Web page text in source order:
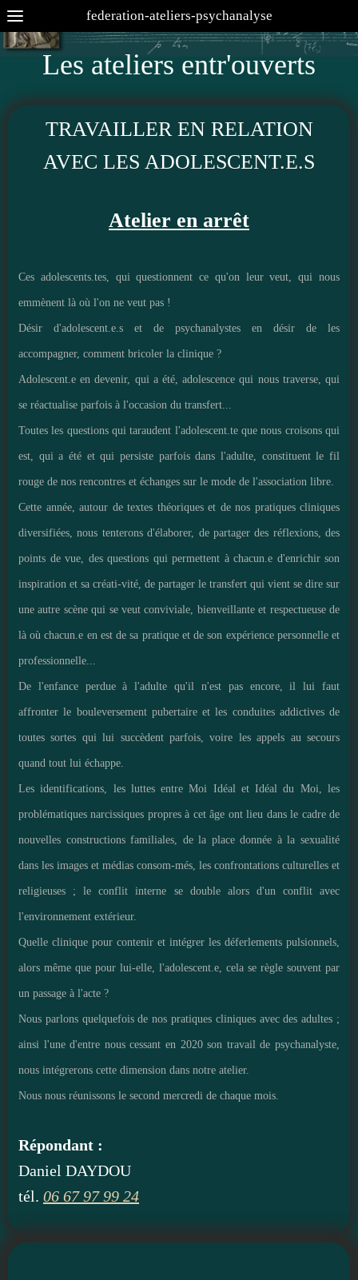
federation-ateliers-psychanalyse
Les ateliers entr'ouverts
TRAVAILLER EN RELATION
AVEC LES ADOLESCENT.E.S
Atelier en arrêt
Ces adolescents.tes, qui questionnent ce qu'on leur veut, qui nous
emmènent là où l'on ne veut pas !
Désir d'adolescent.e.s et de psychanalystes en désir de les
accompagner, comment bricoler la clinique ?
Adolescent.e en devenir, qui a été, adolescence qui nous traverse, qui
se réactualise parfois à l'occasion du transfert...
Toutes les questions qui taraudent l'adolescent.te que nous croisons qui
est, qui a été et qui persiste parfois dans l'adulte, constituent le fil
rouge de nos rencontres et échanges sur le mode de l'association libre.
Cette année, autour de textes théoriques et de nos pratiques cliniques
diversifiées, nous tenterons d'élaborer, de partager des réflexions, des
points de vue, des questions qui permettent à chacun.e d'enrichir son
inspiration et sa créati-vité, de partager le transfert qui vient se dire sur
une autre scène qui se veut conviviale, bienveillante et respectueuse de
là où chacun.e en est de sa pratique et de son expérience personnelle et
professionnelle...
De l'enfance perdue à l'adulte qu'il n'est pas encore, il lui faut
affronter le bouleversement pubertaire et les conduites addictives de
toutes sortes qui lui succèdent parfois, voire les appels au secours
quand tout lui échappe.
Les identifications, les luttes entre Moi Idéal et Idéal du Moi, les
problématiques narcissiques propres à cet âge ont lieu dans le cadre de
nouvelles constructions familiales, de la place donnée à la sexualité
dans les images et médias consom-més, les confrontations culturelles et
religieuses ; le conflit interne se double alors d'un conflit avec
l'environnement extérieur.
Quelle clinique pour contenir et intégrer les déferlements pulsionnels,
alors même que pour lui-elle, l'adolescent.e, cela se règle souvent par
un passage à l'acte ?
Nous parlons quelquefois de nos pratiques cliniques avec des adultes ;
ainsi l'une d'entre nous cessant en 2020 son travail de psychanalyste,
nous intégrerons cette dimension dans notre atelier.
Nous nous réunissons le second mercredi de chaque mois.
Répondant :
Daniel DAYDOU
tél. 06 67 97 99 24